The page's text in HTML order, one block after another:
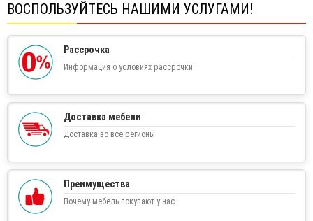
ВОСПОЛЬЗУЙТЕСЬ НАШИМИ УСЛУГАМИ!
Рассрочка
Информация о условиях рассрочки
Доставка мебели
Доставка во все регионы
Преимущества
Почему мебель покупают у нас